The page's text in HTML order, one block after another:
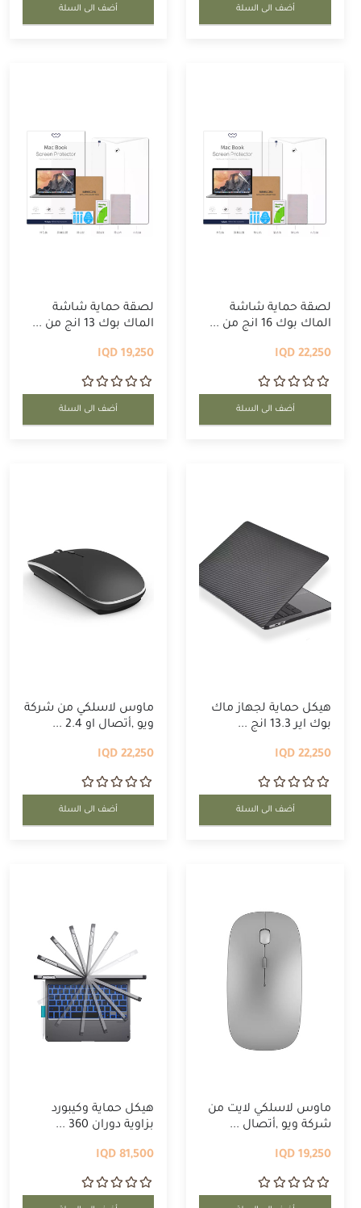
أضف الى السلة أضف الى السلة
لصقة حماية شاشة
الماك بوك 16 انج من ...
22,250 IQD
أضف الى السلة
لصقة حماية شاشة
الماك بوك 13 انج من ...
19,250 IQD
أضف الى السلة
هيكل حماية لجهاز ماك
بوك اير 13.3 انج ...
22,250 IQD
أضف الى السلة
ماوس لاسلكي من شركة
ويو ,أتصال او 2.4 ...
22,250 IQD
أضف الى السلة
ماوس لاسلكي لايت من
شركة ويو ,أتصال ...
19,250 IQD
هيكل حماية وكيبورد
بزاوية دوران 360 ...
81,500 IQD